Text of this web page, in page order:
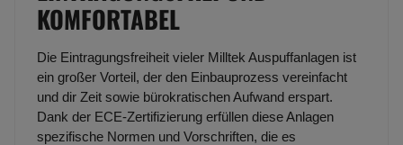
KOMFORTABEL
Die Eintragungsfreiheit vieler Milltek Auspuffanlagen ist
ein großer Vorteil, der den Einbauprozess vereinfacht
und dir Zeit sowie bürokratischen Aufwand erspart.
Dank der ECE-Zertifizierung erfüllen diese Anlagen
spezifische Normen und Vorschriften, die es